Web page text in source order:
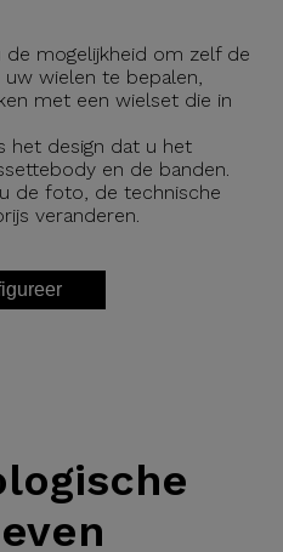
mogelijkheid om zelf de
wielen te bepalen,
met een wielset die in
het design dat u het
en de banden.
de foto, de technische
veranderen.